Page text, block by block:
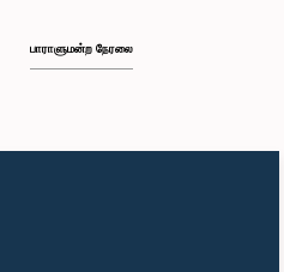
பாராளுமன்ற நேரலை